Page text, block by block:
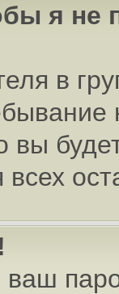
я не
в
вы
ваш